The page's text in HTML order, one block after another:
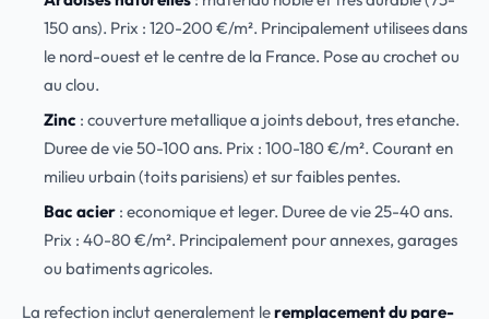
150 ans). Prix : 120-200 €/m². Principalement utilisees dans
le nord-ouest et le centre de la France. Pose au crochet ou
au clou.
Zinc : couverture metallique a joints debout, tres etanche.
Duree de vie 50-100 ans. Prix : 100-180 €/m². Courant en
milieu urbain (toits parisiens) et sur faibles pentes.
Bac acier: economique et leger. Duree de vie 25-40 ans.
Prix : 40-80 €/m². Principalement pour annexes, garages
ou batiments agricoles.
La refection inclut generalement leremplacement du pare-